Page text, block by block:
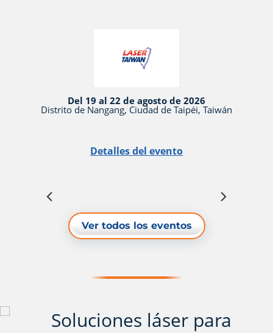
Del 19 al 22 de agosto de 2026
Distrito de Nangang, Ciudad de Taipéi, Taiwán
Detalles del evento
Ver todos los eventos